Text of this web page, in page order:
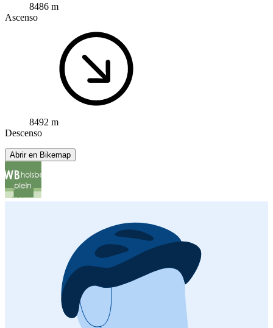
8486 m
Ascenso
8492 m
Descenso
Abrir en Bikemap